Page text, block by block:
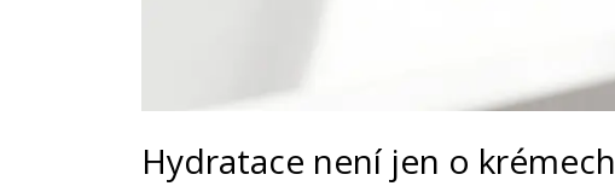
Hydratace není jen o krémech